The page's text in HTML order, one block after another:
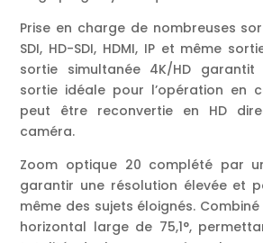
Prise en charge de nombreuses
SDI, HD-SDI, HDMI, IP et même
sortie simultanée 4K/HD garantit
sortie idéale pour l’opération en
peut être reconvertie en HD
caméra.
Zoom optique 20 complété par
garantir une résolution élevée et
même des sujets éloignés.
horizontal large de 75,1°,